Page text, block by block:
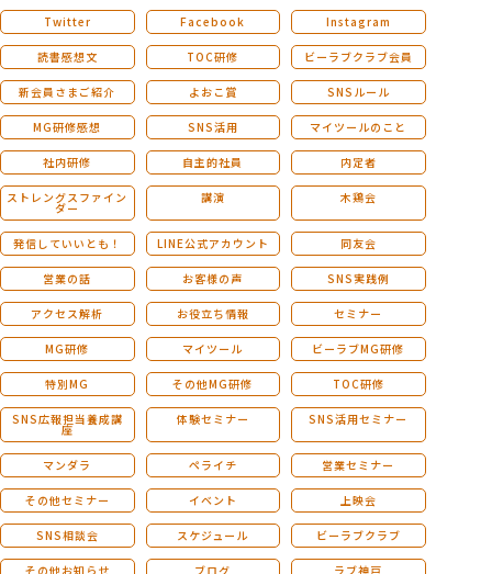
Twitter Facebook Instagram
読書感想文 TOC研修 ビーラブクラブ会員
新会員さまご紹介 よおこ賞 SNSルール
MG研修感想 SNS活用 マイツールのこと
社内研修 自主的社員 内定者
ストレングスファイン
ダー
講演 木鶏会
発信していいとも！ LINE公式アカウント 同友会
営業の話 お客様の声 SNS実践例
アクセス解析 お役立ち情報 セミナー
MG研修 マイツール ビーラブMG研修
特別MG その他MG研修 TOC研修
SNS広報担当養成講
座
体験セミナー SNS活用セミナー
マンダラ ペライチ 営業セミナー
その他セミナー イベント 上映会
SNS相談会 スケジュール ビーラブクラブ
その他お知らせ ブログ ラブ神戸